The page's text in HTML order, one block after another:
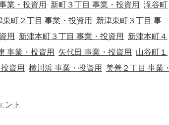
業・投資用 新町３丁目 事業・投資用
滝谷町
東町２丁目 事業・投資用
新津東町３丁目 事
用 新津本町３丁目 事業・投資用
新津本町４
事業・投資用 矢代田 事業・投資用
山谷町１
資用 横川浜 事業・投資用
美善２丁目 事業・
ント